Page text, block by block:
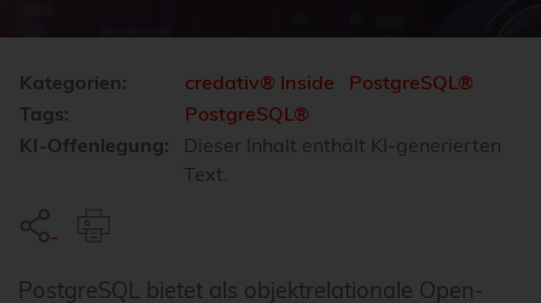
Kategorien: credativ® Inside
PostgreSQL®
Tags:
PostgreSQL®
KI-Offenlegung:
Dieser Inhalt enthält KI-generierten
Text.
PostgreSQL bietet als objektrelationale Open-